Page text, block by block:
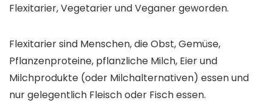
Flexitarier, Vegetarier und Veganer geworden.
Flexitarier sind Menschen, die Obst, Gemüse,
Pflanzenproteine, pflanzliche Milch, Eier und
Milchprodukte (oder Milchalternativen) essen und
nur gelegentlich Fleisch oder Fisch essen.